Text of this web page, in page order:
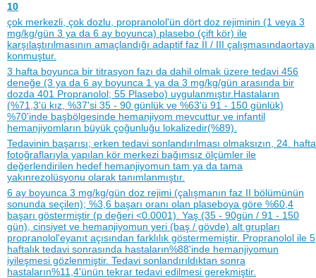
10
çok merkezli, çok dozlu, propranolol'ün dört doz rejiminin (1 veya 3
mg/kg/gün 3 ya da 6 ay boyunca) plasebo (çift kör) ile
karşılaştırılmasının amaçlandığı adaptif faz II / III çalışmasındaortaya
konmuştur.
3 hafta boyunca bir titrasyon fazı da dahil olmak üzere tedavi 456
deneğe (3 ya da 6 ay boyunca 1 ya da 3 mg/kg/gün arasında bir
dozda 401 Propranolol; 55 Plasebo) uygulanmıştır.Hastaların
(%71,3'ü kız, %37'si 35 - 90 günlük ve %63'ü 91 - 150 günlük)
%70'inde başbölgesinde hemanjiyom mevcuttur ve infantil
hemanjiyomların büyük çoğunluğu lokalizedir(%89).
Tedavinin başarısı; erken tedavi sonlandırılması olmaksızın, 24. hafta
fotoğraflarıyla yapılan kör merkezi bağımsız ölçümler ile
değerlendirilen hedef hemanjiyomun tam ya da tama
yakınrezolüsyonu olarak tanımlanmıştır.
6 ay boyunca 3 mg/kg/gün doz rejimi (çalışmanın faz II bölümünün
sonunda seçilen); %3,6 başarı oranı olan plaseboya göre %60,4
başarı göstermiştir (p değeri <0.0001). Yaş (35 - 90gün / 91 - 150
gün), cinsiyet ve hemanjiyomun yeri (baş / gövde) alt grupları
propranolol'eyanıt açısından farklılık göstermemiştir. Propranolol ile 5
haftalık tedavi sonrasında hastaların%88'inde hemanjiyomun
iyileşmesi gözlenmiştir. Tedavi sonlandırıldıktan sonra
hastaların%11,4'ünün tekrar tedavi edilmesi gerekmiştir.